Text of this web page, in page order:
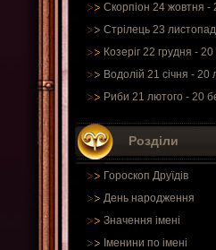
Скорпіон 24 жовтня -
Стрілець 23
Козеріг 22 грудня - 20
Водолій 21 січня - 20
Риби 21 лютого - 20
Розділи
Гороскоп Друїдів
День народження
Значення імені
Іменини по імені